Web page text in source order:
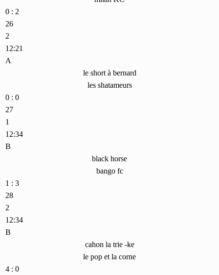
0 : 2
26
2
12:21
A
le short à bernard
les shatameurs
0 : 0
27
1
12:34
B
black horse
bango fc
1 : 3
28
2
12:34
B
cahon la trie -ke
le pop et la corne
4 : 0